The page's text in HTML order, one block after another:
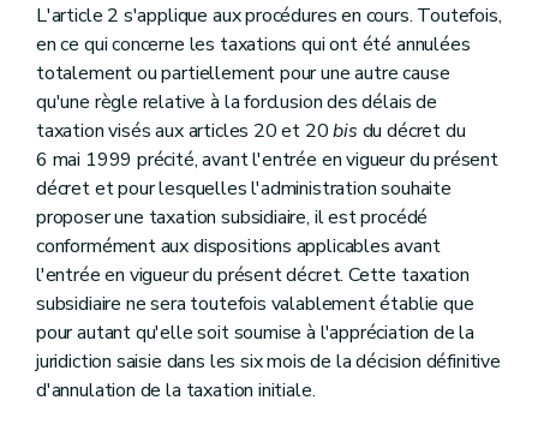
L'article 2 s'applique aux procédures en cours. Toutefois,
en ce qui concerne les taxations qui ont été annulées
totalement ou partiellement pour une autre cause
qu'une règle relative à la forclusion des délais de
taxation visés aux articles 20 et 20bis du décret du
6 mai 1999 précité, avant l'entrée en vigueur du présent
décret et pour lesquelles l'administration souhaite
proposer une taxation subsidiaire, il est procédé
conformément aux dispositions applicables avant
l'entrée en vigueur du présent décret. Cette taxation
subsidiaire ne sera toutefois valablement établie que
pour autant qu'elle soit soumise à l'appréciation de la
juridiction saisie dans les six mois de la décision définitive
d'annulation de la taxation initiale.